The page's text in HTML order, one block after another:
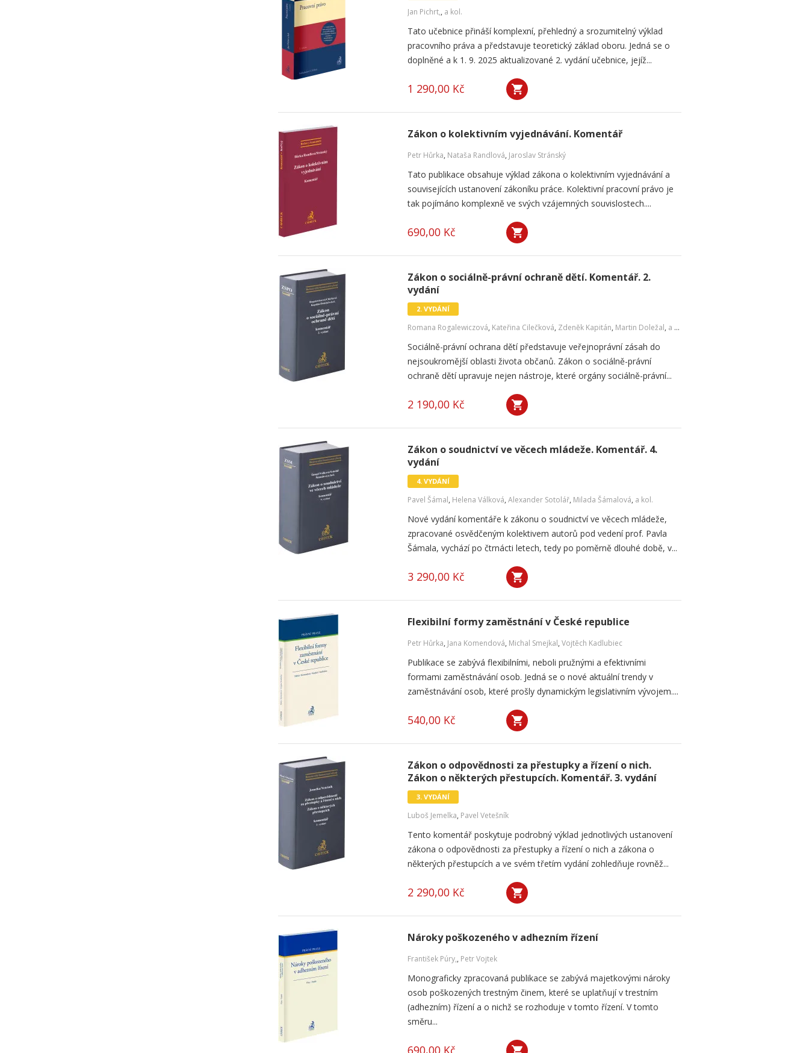
Jan Pichrt,, a kol.
Tato učebnice přináší komplexní, přehledný a srozumitelný výklad
pracovního práva a představuje teoretický základ oboru. Jedná se o
doplněné a k 1. 9. 2025 aktualizované 2. vydání učebnice, jejíž...
1 290,00 Kč
Zákon o kolektivním vyjednávání. Komentář
Petr Hůrka, Nataša Randlová, Jaroslav Stránský
Tato publikace obsahuje výklad zákona o kolektivním vyjednávání a
souvisejících ustanovení zákoníku práce. Kolektivní pracovní právo je
tak pojímáno komplexně ve svých vzájemných souvislostech....
690,00 Kč
Zákon o sociálně-právní ochraně dětí. Komentář. 2.
vydání
2. VYDÁNÍ
Romana Rogalewiczová, Kateřina Cilečková, Zdeněk Kapitán, Martin Doležal, a kol.
Sociálně-právní ochrana dětí představuje veřejnoprávní zásah do
nejsoukromější oblasti života občanů. Zákon o sociálně-právní
ochraně dětí upravuje nejen nástroje, které orgány sociálně-právní...
2 190,00 Kč
Zákon o soudnictví ve věcech mládeže. Komentář. 4.
vydání
4. VYDÁNÍ
Pavel Šámal, Helena Válková, Alexander Sotolář, Milada Šámalová, a kol.
Nové vydání komentáře k zákonu o soudnictví ve věcech mládeže,
zpracované osvědčeným kolektivem autorů pod vedení prof. Pavla
Šámala, vychází po čtrnácti letech, tedy po poměrně dlouhé době, v...
3 290,00 Kč
Flexibilní formy zaměstnání v České republice
Petr Hůrka, Jana Komendová, Michal Smejkal, Vojtěch Kadlubiec
Publikace se zabývá flexibilními, neboli pružnými a efektivními
formami zaměstnávání osob. Jedná se o nové aktuální trendy v
zaměstnávání osob, které prošly dynamickým legislativním vývojem....
540,00 Kč
Zákon o odpovědnosti za přestupky a řízení o nich.
Zákon o některých přestupcích. Komentář. 3. vydání
3. VYDÁNÍ
Luboš Jemelka, Pavel Vetešník
Tento komentář poskytuje podrobný výklad jednotlivých ustanovení
zákona o odpovědnosti za přestupky a řízení o nich a zákona o
některých přestupcích a ve svém třetím vydání zohledňuje rovněž...
2 290,00 Kč
Nároky poškozeného v adhezním řízení
František Púry,, Petr Vojtek
Monograficky zpracovaná publikace se zabývá majetkovými nároky
osob poškozených trestným činem, které se uplatňují v trestním
(adhezním) řízení a o nichž se rozhoduje v tomto řízení. V tomto
směru...
690,00 Kč